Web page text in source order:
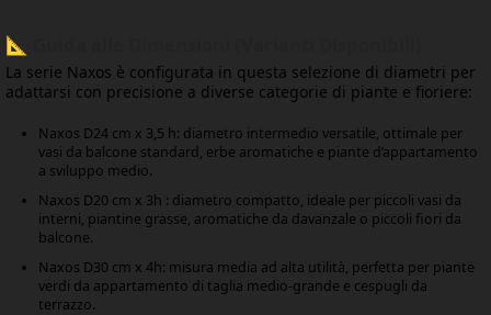
📐 Guida alle Dimensioni (Varianti Disponibili)
La serie Naxos è configurata in questa selezione di diametri per
adattarsi con precisione a diverse categorie di piante e fioriere:
Naxos D24 cm x 3,5 h: diametro intermedio versatile, ottimale per
vasi da balcone standard, erbe aromatiche e piante d’appartamento
a sviluppo medio.
Naxos D20 cm x 3h : diametro compatto, ideale per piccoli vasi da
interni, piantine grasse, aromatiche da davanzale o piccoli fiori da
balcone.
Naxos D30 cm x 4h: misura media ad alta utilità, perfetta per piante
verdi da appartamento di taglia medio-grande e cespugli da
terrazzo.